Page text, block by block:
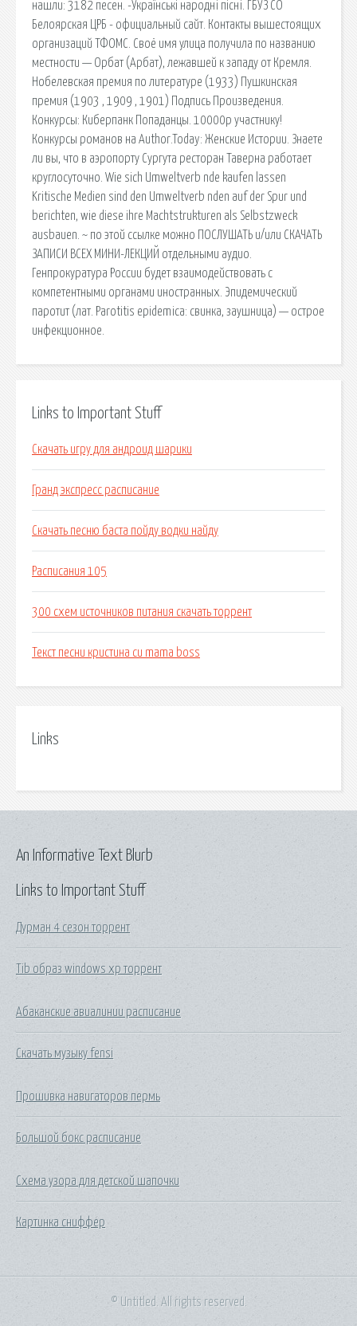
нашли: 3182 песен. -Українські народні пісні. ГБУЗ СО
Белоярская ЦРБ - официальный сайт. Контакты вышестоящих
организаций ТФОМС. Своё имя улица получила по названию
местности — Орбат (Арбат), лежавшей к западу от Кремля.
Нобелевская премия по литературе (1933) Пушкинская
премия (1903 , 1909 , 1901) Подпись Произведения.
Конкурсы: Киберпанк Попаданцы. 10000р участнику!
Конкурсы романов на Author.Today: Женские Истории. Знаете
ли вы, что в аэропорту Сургута ресторан Таверна работает
круглосуточно. Wie sich Umweltverb nde kaufen lassen
Kritische Medien sind den Umweltverb nden auf der Spur und
berichten, wie diese ihre Machtstrukturen als Selbstzweck
ausbauen. ~ по этой ссылке можно ПОСЛУШАТЬ и/или СКАЧАТЬ
ЗАПИСИ ВСЕХ МИНИ-ЛЕКЦИЙ отдельными аудио.
Генпрокуратура России будет взаимодействовать с
компетентными органами иностранных. Эпидемический
паротит (лат. Parotitis epidemica: свинка, заушница) — острое
инфекционное.
Links to Important Stuff
Скачать игру для андроид шарики
Гранд экспресс расписание
Скачать песню баста пойду водки найду
Расписания 105
300 схем источников питания скачать торрент
Текст песни кристина си mama boss
Links
Links to Important Stuff
Дурман 4 сезон торрент
Tib образ windows xp торрент
Абаканские авиалинии расписание
Скачать музыку fensi
Прошивка навигаторов пермь
Большой бокс расписание
Схема узора для детской шапочки
Картинка сниффер
An Informative Text Blurb
© Untitled. All rights reserved.